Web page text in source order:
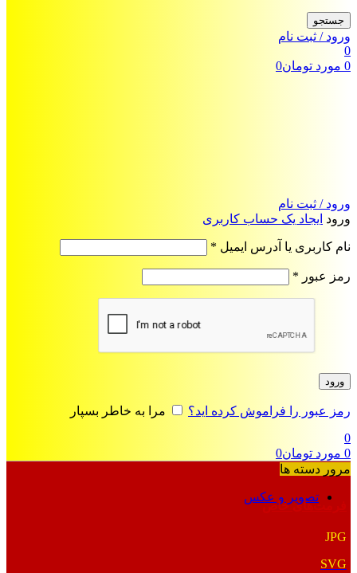
جستجو
ورود / ثبت نام
0
0 مورد تومان0
ورود / ثبت نام
ورود ایجاد یک حساب کاربری
نام کاربری یا آدرس ایمیل *
رمز عبور *
ورود
رمز عبور را فراموش کرده اید؟
مرا به خاطر بسپار
0
0 مورد تومان0
مرور دسته ها
تصویر و عکس
فرمت‌های خاص
JPG
SVG